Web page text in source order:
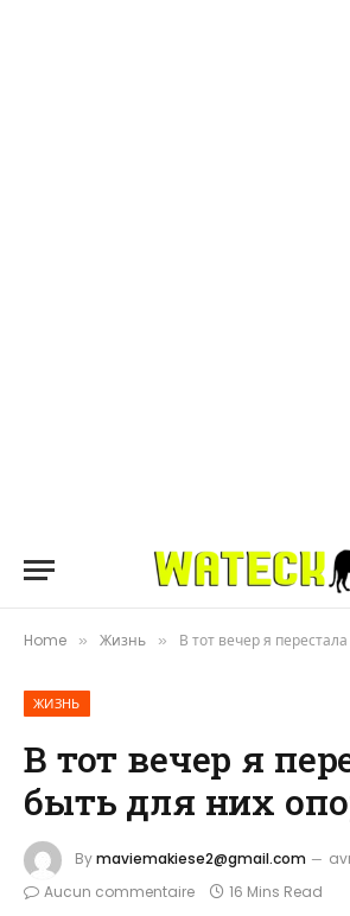
Home » Жизнь » В тот вечер я
ЖИЗНЬ
В тот вечер я
быть для них
Bymaviemakiese2@gmail.com
Aucun commentaire
16 Mins Read